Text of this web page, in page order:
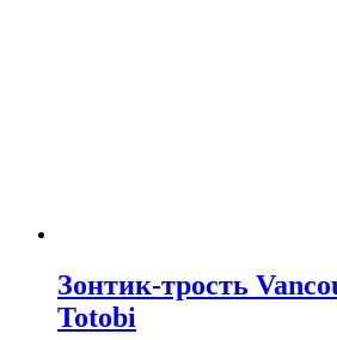
Зонтик-трость
Totobi